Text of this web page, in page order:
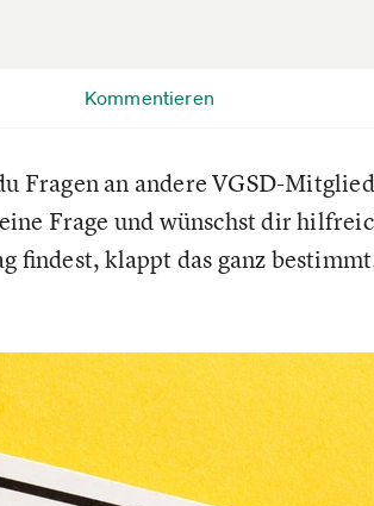
Kommentieren
Fragen an andere VGSD-
Frage und wünschst dir
findest, klappt das ganz